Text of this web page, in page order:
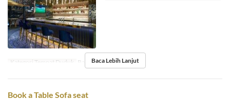
Kategori Tempat Duduk Bar counter
Baca Lebih Lanjut
Book a Table Sofa seat